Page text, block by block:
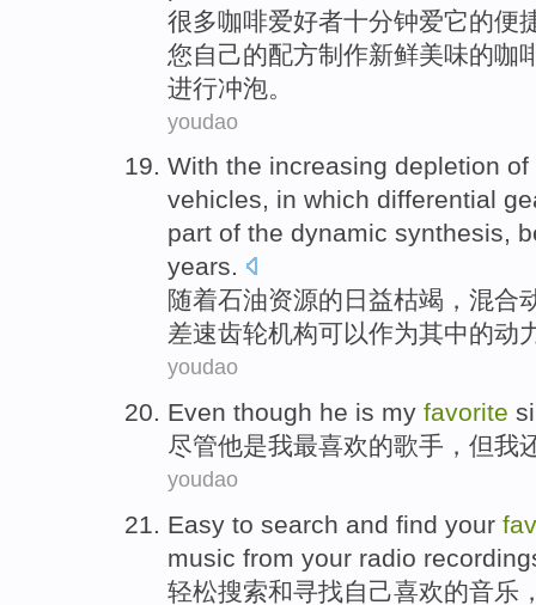
很多咖啡爱好者十分钟爱它的便
您自己的配方制作新鲜美味的咖
进行冲泡。
youdao
With the increasing depletion of
vehicles, in which differential
part of the dynamic synthesis,
years.
随着石油资源的 日益枯竭 ， 混合
差速齿轮机构可以作为其中的动
youdao
Even though he is my favorite
尽管他是我最喜欢的歌手，但我
youdao
Easy to search and find your
music from your radio
轻松搜索和寻找自己喜欢的音乐